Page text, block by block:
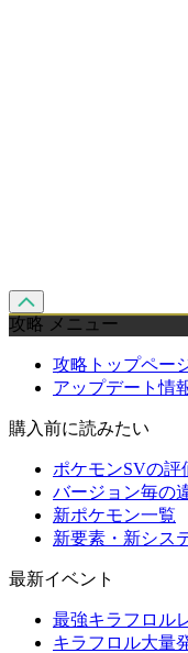
攻略 メニュー
攻略トップペー
アップデート情
購入前に読みたい
ポケモンSVの評
バージョン毎の
新ポケモン一覧
新要素・新シス
最新イベント
最強キラフロル
キラフロル大量